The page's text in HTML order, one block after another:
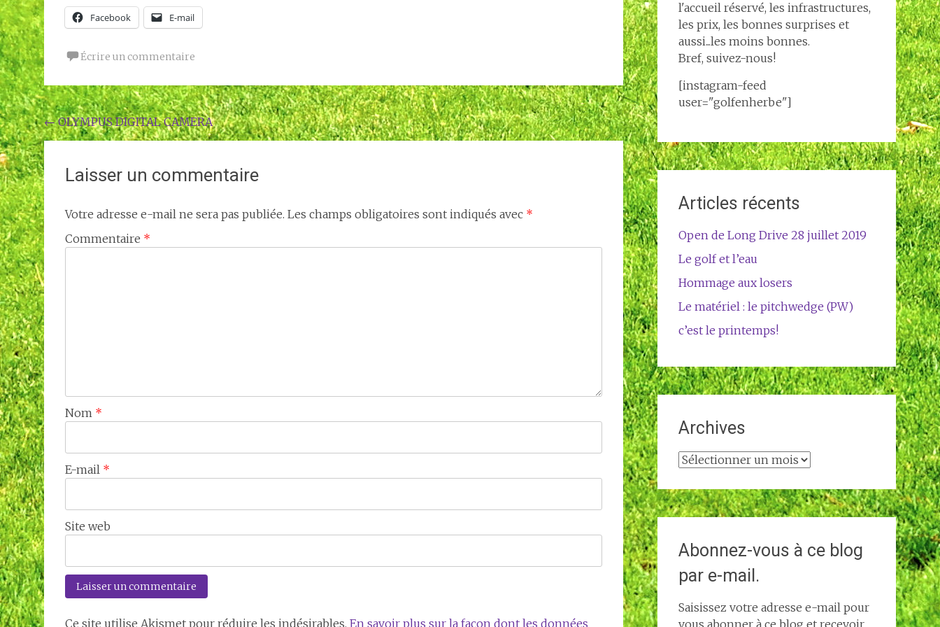
Facebook E-mail
Écrire un commentaire
Navigation
de
l'article
←OLYMPUS DIGITAL CAMERA
Laisser un commentaire
Votre adresse e-mail ne sera pas publiée. Les champs obligatoires sont indiqués avec *
Commentaire *
Nom *
E-mail *
Site web
Ce site utilise Akismet pour réduire les indésirables. En savoir plus sur la façon dont les données
l'accueil réservé, les infrastructures,
les prix, les bonnes surprises et
aussi...les moins bonnes.
Bref, suivez-nous!
[instagram-feed
user="golfenherbe"]
Articles récents
Open de Long Drive 28 juillet 2019
Le golf et l’eau
Hommage aux losers
Le matériel : le pitchwedge (PW)
c’est le printemps!
Archives
Archives
Abonnez-vous à ce blog
par e-mail.
Saisissez votre adresse e-mail pour
vous abonner à ce blog et recevoir